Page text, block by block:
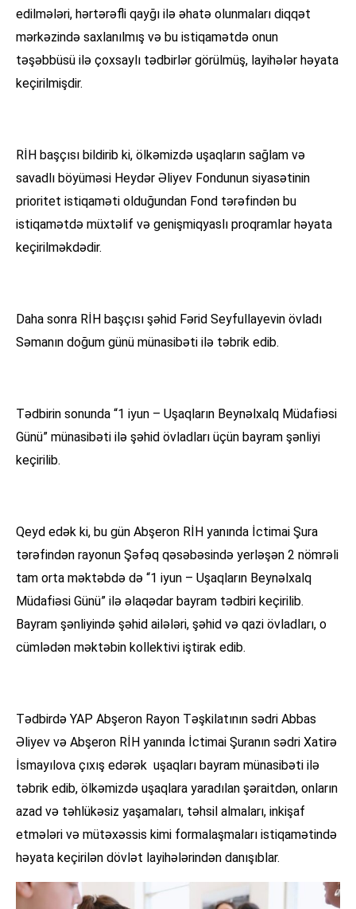
edilmələri, hərtərəfli qayğı ilə əhatə olunmaları diqqət
mərkəzində saxlanılmış və bu istiqamətdə onun
təşəbbüsü ilə çoxsaylı tədbirlər görülmüş, layihələr həyata
keçirilmişdir.
RİH başçısı bildirib ki, ölkəmizdə uşaqların sağlam və
savadlı böyüməsi Heydər Əliyev Fondunun siyasətinin
prioritet istiqaməti olduğundan Fond tərəfindən bu
istiqamətdə müxtəlif və genişmiqyaslı proqramlar həyata
keçirilməkdədir.
Daha sonra RİH başçısı şəhid Fərid Seyfullayevin övladı
Səmanın doğum günü münasibəti ilə təbrik edib.
Tədbirin sonunda “1 iyun – Uşaqların Beynəlxalq Müdafiəsi
Günü” münasibəti ilə şəhid övladları üçün bayram şənliyi
keçirilib.
Qeyd edək ki, bu gün Abşeron RİH yanında İctimai Şura
tərəfindən rayonun Şəfəq qəsəbəsində yerləşən 2 nömrəli
tam orta məktəbdə də “1 iyun – Uşaqların Beynəlxalq
Müdafiəsi Günü” ilə əlaqədar bayram tədbiri keçirilib.
Bayram şənliyində şəhid ailələri, şəhid və qazi övladları, o
cümlədən məktəbin kollektivi iştirak edib.
Tədbirdə YAP Abşeron Rayon Təşkilatının sədri Abbas
Əliyev və Abşeron RİH yanında İctimai Şuranın sədri Xatirə
İsmayılova çıxış edərək uşaqları bayram münasibəti ilə
təbrik edib, ölkəmizdə uşaqlara yaradılan şəraitdən, onların
azad və təhlükəsiz yaşamaları, təhsil almaları, inkişaf
etmələri və mütəxəssis kimi formalaşmaları istiqamətində
həyata keçirilən dövlət layihələrindən danışıblar.